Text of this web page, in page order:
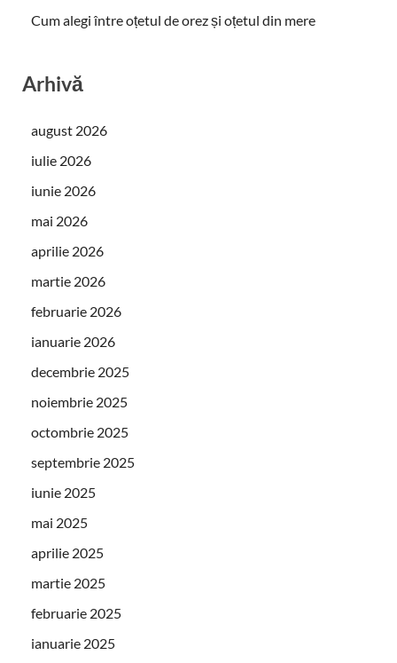
Cum alegi între oțetul de orez și oțetul din mere
Arhivă
august 2026
iulie 2026
iunie 2026
mai 2026
aprilie 2026
martie 2026
februarie 2026
ianuarie 2026
decembrie 2025
noiembrie 2025
octombrie 2025
septembrie 2025
iunie 2025
mai 2025
aprilie 2025
martie 2025
februarie 2025
ianuarie 2025